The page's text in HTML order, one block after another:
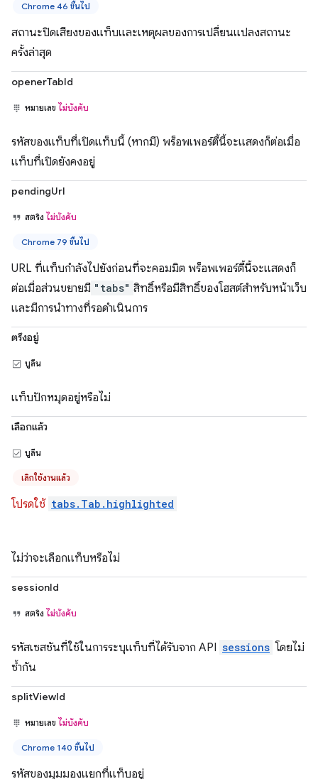
Chrome 46 ขึ้นไป
สถานะปิดเสียงของแท็บและเหตุผลของการเปลี่ยนแปลงสถานะ
ครั้งล่าสุด
openerTabId
หมายเลข ไม่บังคับ
รหัสของแท็บที่เปิดแท็บนี้ (หากมี) พร็อพเพอร์ตี้นี้จะแสดงก็ต่อเมื่อ
แท็บที่เปิดยังคงอยู่
pendingUrl
สตริง ไม่บังคับ
Chrome 79 ขึ้นไป
URL ที่แท็บกำลังไปยังก่อนที่จะคอมมิต พร็อพเพอร์ตี้นี้จะแสดงก็
ต่อเมื่อส่วนขยายมี "tabs" สิทธิ์หรือมีสิทธิ์ของโฮสต์สำหรับหน้าเว็บ
และมีการนำทางที่รอดำเนินการ
ตรึงอยู่
บูลีน
แท็บปักหมุดอยู่หรือไม่
เลือกแล้ว
บูลีน
เลิกใช้งานแล้ว
โปรดใช้ tabs.Tab.highlighted
ไม่ว่าจะเลือกแท็บหรือไม่
sessionId
สตริง ไม่บังคับ
รหัสเซสชันที่ใช้ในการระบุแท็บที่ได้รับจาก API sessions โดยไม่
ซ้ำกัน
splitViewId
หมายเลข ไม่บังคับ
Chrome 140 ขึ้นไป
รหัสของมุมมองแยกที่แท็บอยู่